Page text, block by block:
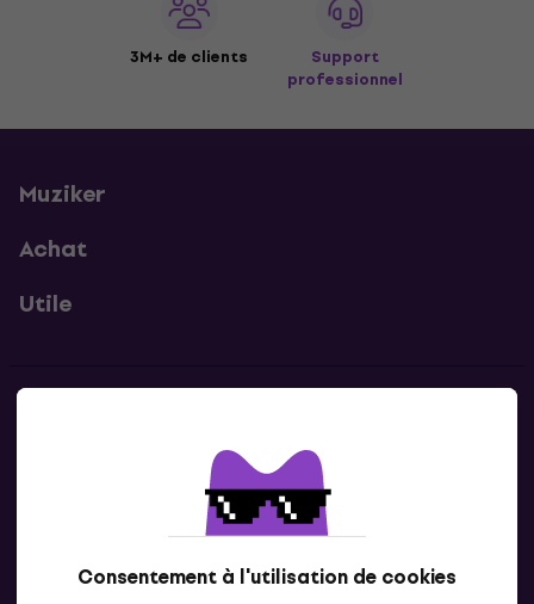
Consentement à l'utilisation de cookies
3M+ de clients
Support
professionnel
Muziker
Achat
Utile
Contacte nous